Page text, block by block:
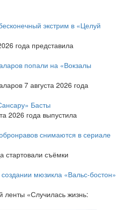
экстрим в «Целуй
года представила
попали на «Вокзалы
7 августа 2026 года
Басты
2026 года выпустила
снимаются в сериале
стартовали съёмки
мюзикла «Вальс-бостон»
ленты «Случилась жизнь: